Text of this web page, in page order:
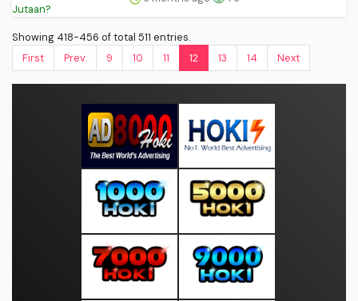
Showing 418-456 of total 511 entries.
First
Prev. 9 10 11 12 13 14 Next